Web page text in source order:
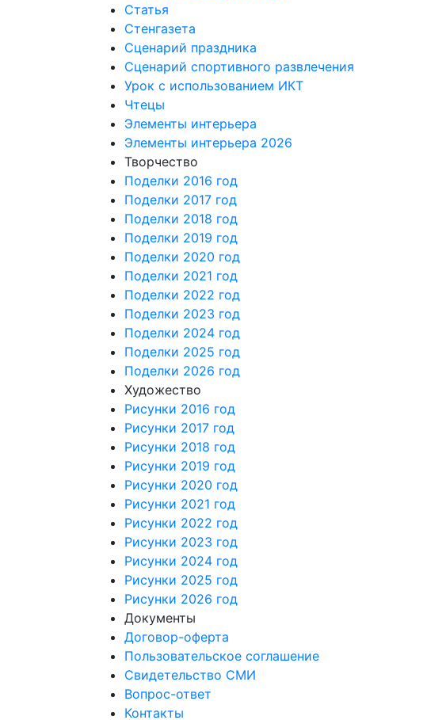
Статья
Стенгазета
Сценарий праздника
Сценарий спортивного развлечения
Урок с использованием ИКТ
Чтецы
Элементы интерьера
Элементы интерьера 2026
Творчество
Поделки 2016 год
Поделки 2017 год
Поделки 2018 год
Поделки 2019 год
Поделки 2020 год
Поделки 2021 год
Поделки 2022 год
Поделки 2023 год
Поделки 2024 год
Поделки 2025 год
Поделки 2026 год
Художество
Рисунки 2016 год
Рисунки 2017 год
Рисунки 2018 год
Рисунки 2019 год
Рисунки 2020 год
Рисунки 2021 год
Рисунки 2022 год
Рисунки 2023 год
Рисунки 2024 год
Рисунки 2025 год
Рисунки 2026 год
Документы
Договор-оферта
Пользовательское соглашение
Свидетельство СМИ
Вопрос-ответ
Контакты